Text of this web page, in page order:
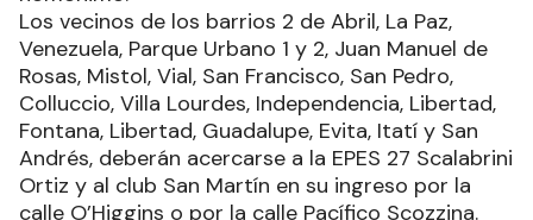
Los vecinos de los barrios 2 de Abril, La Paz,
Venezuela, Parque Urbano 1 y 2, Juan Manuel de
Rosas, Mistol, Vial, San Francisco, San Pedro,
Colluccio, Villa Lourdes, Independencia, Libertad,
Fontana, Libertad, Guadalupe, Evita, Itatí y San
Andrés, deberán acercarse a la EPES 27 Scalabrini
Ortiz y al club San Martín en su ingreso por la
calle O’Higgins o por la calle Pacífico Scozzina.